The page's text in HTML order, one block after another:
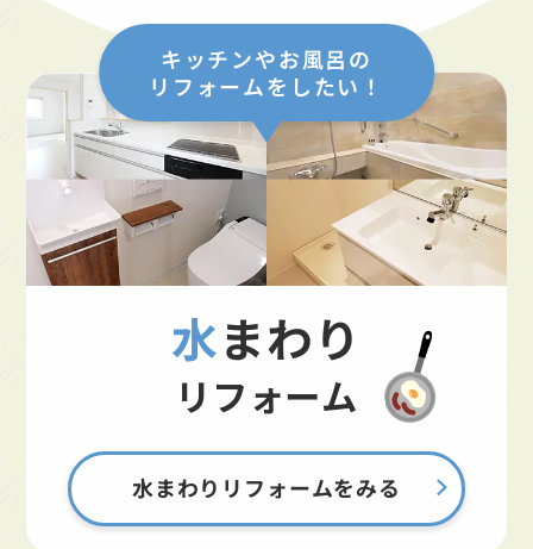
キッチンやお風呂の
リフォームをしたい！
水まわり
リフォーム
水まわりリフォームをみる